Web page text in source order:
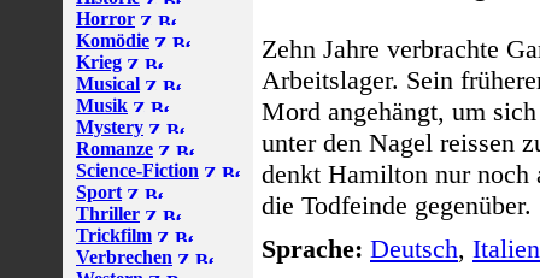
Horror
Komödie
Krieg
Musical
Musik
Mystery
Romanze
Science-Fiction
Sport
Thriller
Trickfilm
Verbrechen
Zehn Jahre verbrachte
Arbeitslager. Sein
Mord angehängt, um
unter den Nagel reissen
denkt Hamilton nur noch
die Todfeinde gegenüber.
Sprache: Deutsch,